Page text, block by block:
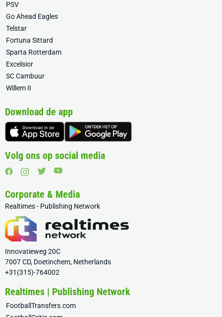
PSV
Go Ahead Eagles
Telstar
Fortuna Sittard
Sparta Rotterdam
Excelsior
SC Cambuur
Willem II
Download de app
Volg ons op social media
Corporate & Media
Realtimes - Publishing Network
Innovatieweg 20C
7007 CD, Doetinchem, Netherlands
+31(315)-764002
Realtimes | Publishing Network
FootballTransfers.com